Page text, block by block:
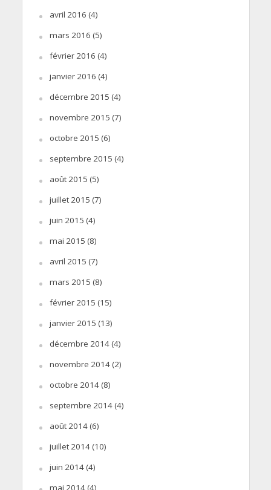
avril 2016 (4)
mars 2016 (5)
février 2016 (4)
janvier 2016 (4)
décembre 2015 (4)
novembre 2015 (7)
octobre 2015 (6)
septembre 2015 (4)
août 2015 (5)
juillet 2015 (7)
juin 2015 (4)
mai 2015 (8)
avril 2015 (7)
mars 2015 (8)
février 2015 (15)
janvier 2015 (13)
décembre 2014(4)
novembre 2014(2)
octobre 2014(8)
septembre 2014(4)
août 2014(6)
juillet 2014(10)
juin 2014(4)
mai 2014(4)